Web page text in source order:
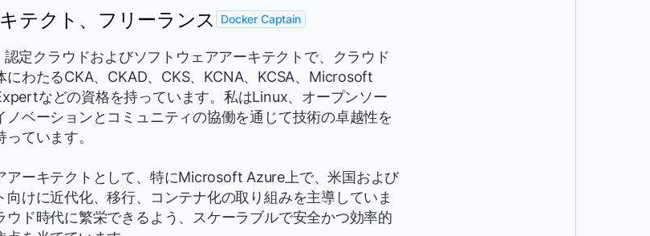
テクト、フリーランス Docker Captain
定クラウドおよびソフトウェアアーキテクトで、クラウド
にわたるCKA、CKAD、CKS、KCNA、KCSA、Microsoft
などの資格を持っています。私はLinux、オープンソー
ノベーションとコミュニティの協働を通じて技術の卓越性を
ています。
アーキテクトとして、特にMicrosoft Azure上で、米国および
向けに近代化、移行、コンテナ化の取り組みを主導していま
ド時代に繁栄できるよう、スケーラブルで安全かつ効率的